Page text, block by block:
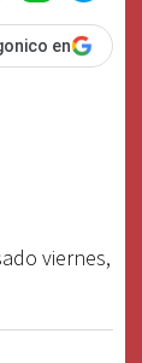
en
viernes,